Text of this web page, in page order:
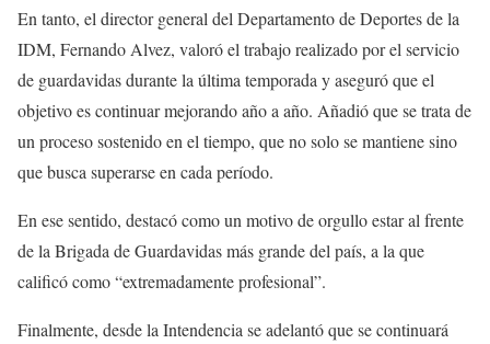
En tanto, el director general del Departamento de Deportes de la
IDM, Fernando Alvez, valoró el trabajo realizado por el servicio
de guardavidas durante la última temporada y aseguró que el
objetivo es continuar mejorando año a año. Añadió que se trata de
un proceso sostenido en el tiempo, que no solo se mantiene sino
que busca superarse en cada período.
En ese sentido, destacó como un motivo de orgullo estar al frente
de la Brigada de Guardavidas más grande del país, a la que
calificó como “extremadamente profesional”.
Finalmente, desde la Intendencia se adelantó que se continuará